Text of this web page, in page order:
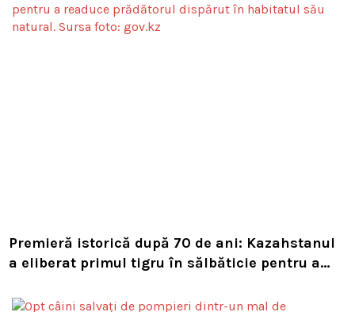
Premieră istorică după 70 de ani: Kazahstanul
a eliberat primul tigru în sălbăticie pentru a
natural